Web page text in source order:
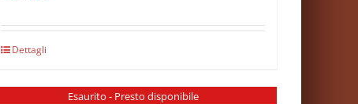
Dettagli
Esaurito - Presto disponibile